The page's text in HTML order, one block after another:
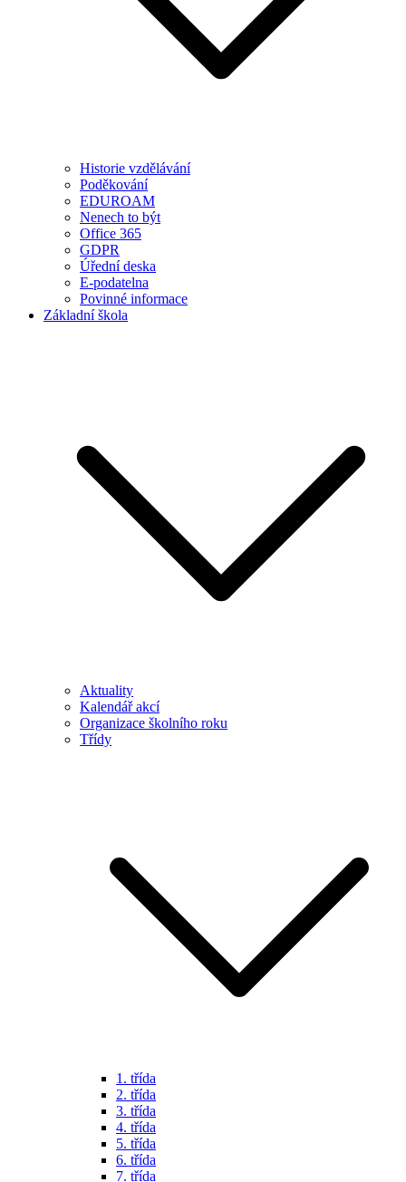
Historie vzdělávání
Poděkování
EDUROAM
Nenech to být
Office 365
GDPR
Úřední deska
E-podatelna
Povinné informace
Základní škola
Aktuality
Kalendář akcí
Organizace školního roku
Třídy
1. třída
2. třída
3. třída
4. třída
5. třída
6. třída
7. třída